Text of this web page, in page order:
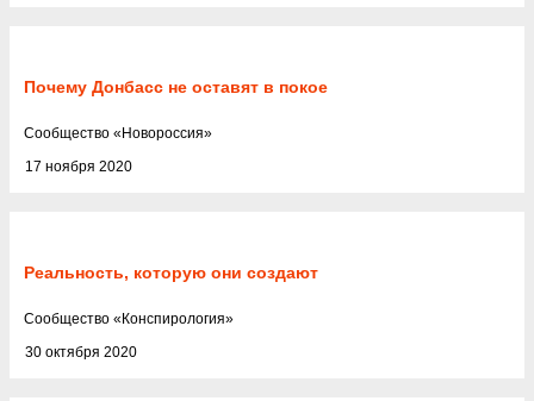
Почему Донбасс не оставят в покое
17 ноября 2020
Cообщество « Новороссия»
Реальность, которую они создают
30 октября 2020
Cообщество « Конспирология»